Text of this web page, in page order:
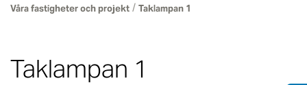
Våra fastigheter och projekt / Taklampan 1
Taklampan 1